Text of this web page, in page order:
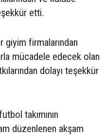
etti.
firmalarından
mücadele edecek olan
dolayı teşekkür
takımının
düzenlenen akşam